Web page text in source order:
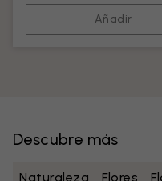
Añadir
Descubre más
Naturaleza Flores